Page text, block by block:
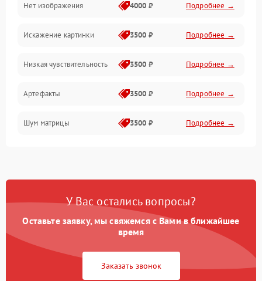
Программные ошибки
Электропитание
Измерения
Матрица
Проблемы питания
Проблемы с объективом
Нет изображения 4000 ₽ Подробнее →
Искажение картинки 3500 ₽ Подробнее →
Низкая чувствительность 3500 ₽ Подробнее →
Артефакты 3500 ₽ Подробнее →
Шум матрицы 3500 ₽ Подробнее →
У Вас остались вопросы?
Оставьте заявку, мы свяжемся с Вами в ближайшее
время
Заказать звонок